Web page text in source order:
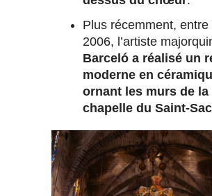
Plus récemment, entre
2006, l’artiste
Barceló a réalisé un
moderne en
ornant les murs de la
chapelle du Saint-